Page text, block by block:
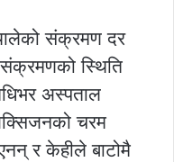
संक्रमण दर
संक्रमणको स्थिति
अस्पताल
चरम
र केहीले बाटोमै